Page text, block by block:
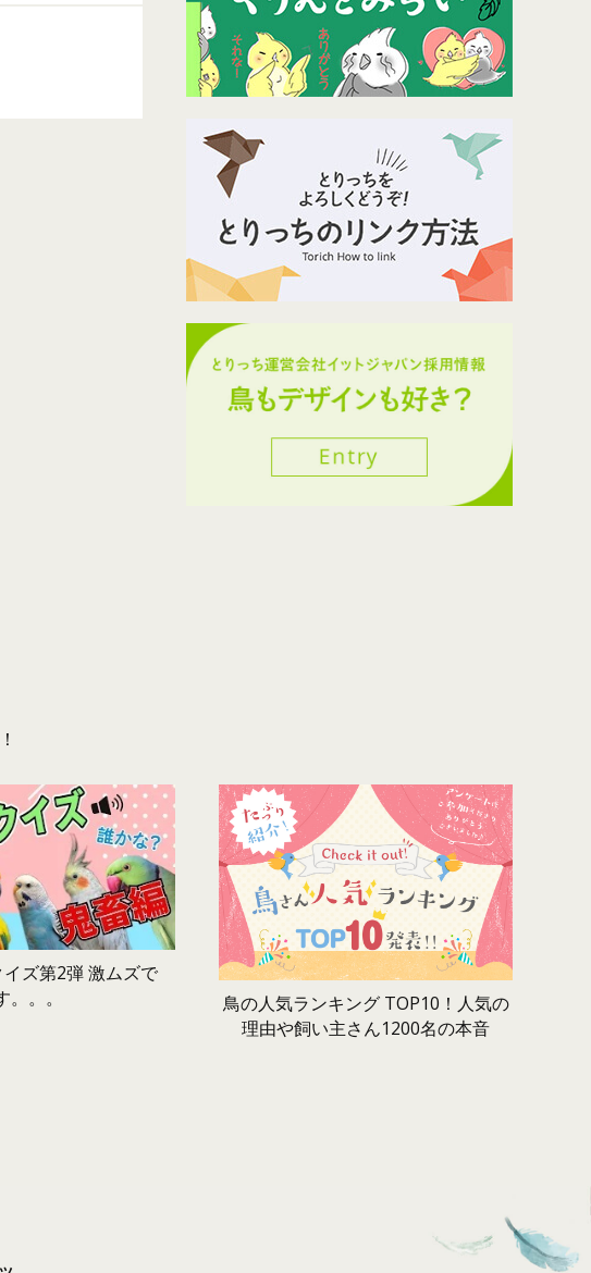
ズ第2弾 激ムズで
。。。
鳥の人気ランキング TOP10！人気の
理由や飼い主さん1200名の本音